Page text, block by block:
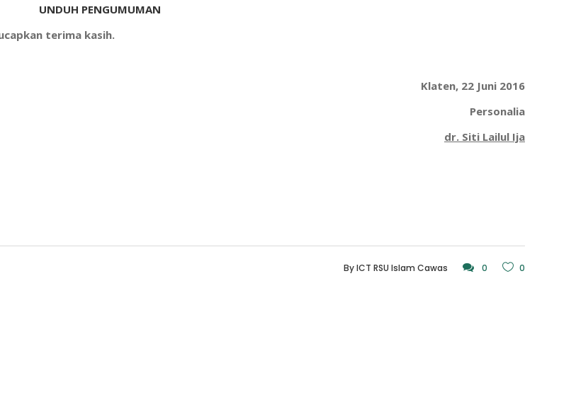
UNDUH PENGUMUMAN
terima kasih.
Klaten, 22 Juni 2016
Personalia
dr. Siti Lailul Ija
ByICT RSU Islam Cawas 0 0